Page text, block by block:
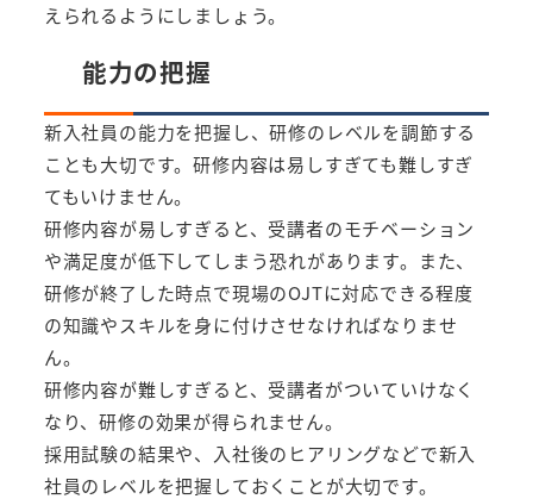
えられるようにしましょう。
能力の把握
新入社員の能力を把握し、研修のレベルを調節する
ことも大切です。研修内容は易しすぎても難しすぎ
てもいけません。
研修内容が易しすぎると、受講者のモチベーション
や満足度が低下してしまう恐れがあります。また、
研修が終了した時点で現場のOJTに対応できる程度
の知識やスキルを身に付けさせなければなりませ
ん。
研修内容が難しすぎると、受講者がついていけなく
なり、研修の効果が得られません。
採用試験の結果や、入社後のヒアリングなどで新入
社員のレベルを把握しておくことが大切です。